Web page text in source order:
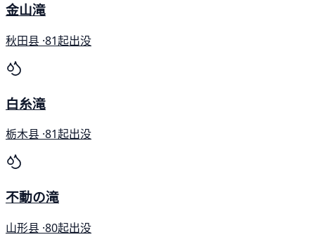
金山滝
秋田县 ·81起出没
白糸滝
栃木县 ·81起出没
不動の滝
山形县 ·80起出没